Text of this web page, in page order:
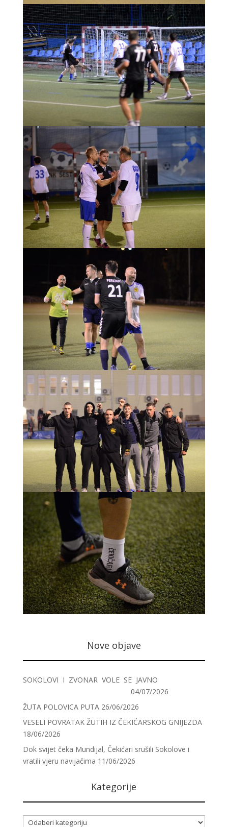
Nove objave
SOKOLOVI I ZVONAR VOLE SE JAVNO
04/07/2026
ŽUTA POLOVICA PUTA 26/06/2026
VESELI POVRATAK ŽUTIH IZ ČEKIĆARSKOG GNIJEZDA
18/06/2026
Dok svijet čeka Mundijal, Čekićari srušili Sokolove i
vratili vjeru navijačima 11/06/2026
Kategorije
Kategorije